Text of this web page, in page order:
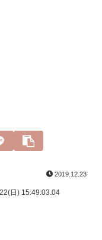
2019.12.23
日) 15:49:03.04